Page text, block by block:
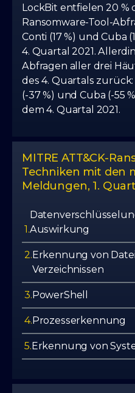
LockBit entfielen 20 %
Ransomware-Tool-
Conti (17 %) und Cuba
4. Quartal 2021.
Abfragen aller drei
des 4. Quartals zurück:
(-37 %) und Cuba (-55
dem 4. Quartal 2021.
MITRE ATT&CK-
Techniken mit den
Meldungen, 1.
1.Auswirkung
2. Erkennung von
Verzeichnissen
3. PowerShell
4. Prozesserkennung
5. Erkennung von